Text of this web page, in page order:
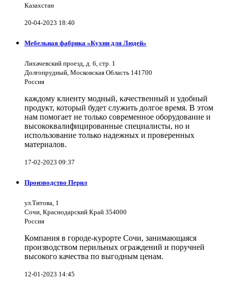
Казахстан
20-04-2023 18:40
Мебельная фабрика «Кухни для Людей»
Лихачевский проезд, д. 6, стр. 1
Долгопрудный, Московская Область 141700
Россия
каждому клиенту модный, качественный и удобный
продукт, который будет служить долгое время. В этом
нам помогает не только современное оборудование и
высококвалифицированные специалисты, но и
использование только надежных и проверенных
материалов.
17-02-2023 09:37
Производство Перил
ул.Титова, 1
Сочи, Краснодарский Край 354000
Россия
Компания в городе-курорте Сочи, занимающаяся
производством перильных ограждений и поручней
высокого качества по выгодным ценам.
12-01-2023 14:45